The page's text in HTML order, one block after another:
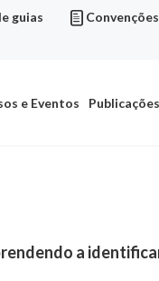
guias
e Eventos Publicações
a